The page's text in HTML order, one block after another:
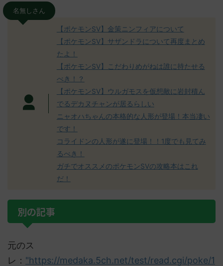
名無しさん
【ポケモンSV】金策ニンフィアについて
【ポケモンSV】サザンドラについて再度まとめ
たよ！
【ポケモンSV】こだわりめがねは誰に持たせる
べき！？
【ポケモンSV】ウルガモスを仮想敵に岩封積ん
でるデカヌチャンが居るらしい
ニャオハちゃんの本格的な人形が登場！本当凄い
です！
コライドンの人形が遂に登場！！1度でも見てみ
るべき！
ガチでオススメのポケモンSVの攻略本はこれ
だ！
別の記事
元のス
レ： "https://medaka.5ch.net/test/read.cgi/poke/1